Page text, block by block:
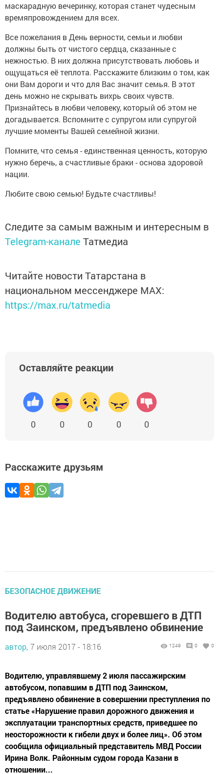
маскарадную вечеринку, которая станет чудесным
времяпровождением для всех.
Все пожелания в День верности, семьи и любви
должны быть от чистого сердца, сказанные с
нежностью. В них должна присутствовать любовь и
ощущаться её теплота. Расскажите близким о том, как
они Вам дороги и что для Вас значит семья. В этот
день можно не скрывать вихрь своих чувств.
Признайтесь в любви человеку, который об этом не
догадывается. Вспомните с супругом или супругой
лучшие моменты Вашей семейной жизни.
Помните, что семья - единственная ценность, которую
нужно беречь, а счастливые браки - основа здоровой
нации.
Любите свою семью! Будьте счастливы!
Следите за самым важным и интересным в
Telegram-канале Татмедиа
Читайте новости Татарстана в
национальном мессенджере MАХ:
https://max.ru/tatmedia
Оставляйте реакции
0 0 0 0 0
Расскажите друзьям
БЕЗОПАСНОЕ ДВИЖЕНИЕ
Водителю автобуса, сгоревшего в ДТП
под Заинском, предъявлено обвинение
автор, 7 июля 2017 - 18:16 1249 0 0
Водителю, управлявшему 2 июля пассажирским
автобусом, попавшим в ДТП под Заинском,
предъявлено обвинение в совершении преступления по
статье «Нарушение правил дорожного движения и
эксплуатации транспортных средств, приведшее по
неосторожности к гибели двух и более лиц». Об этом
сообщила официальный представитель МВД России
Ирина Волк. Районным судом города Казани в
отношении...